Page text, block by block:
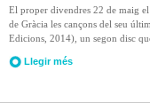
El proper divendres 22 de maig
de Gràcia les cançons del seu
Edicions, 2014), un segon disc
Llegir més